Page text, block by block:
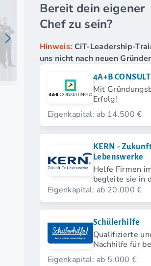
Bereit dein eigener
Chef zu sein?
Hinweis: CiT-Leadership-
uns nicht nach neuen
4A+B
Mit
Erfolg!
Eigenkapital: ab 14.500 €
KERN -
Lebenswerke
Helfe Firmen
begleite sie in
Eigenkapital: ab 20.000 €
Schülerhilfe
Qualifizierte
Nachhilfe für
Zukunftschancen.
Eigenkapital: ab 5.000 €